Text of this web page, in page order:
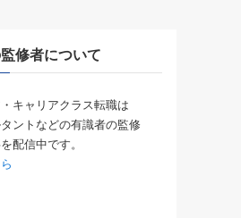
修者について
キャリアクラス転職は
ントなどの有識者の監修
配信中です。